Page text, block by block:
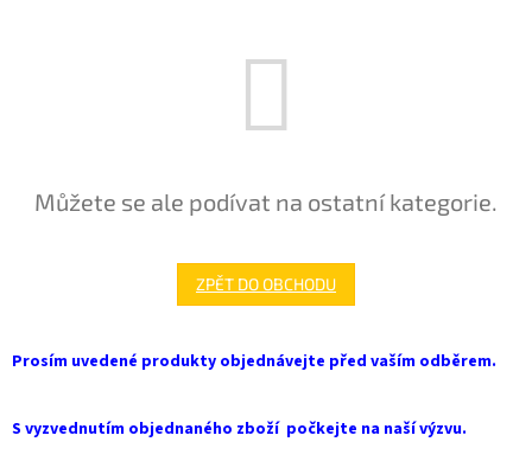
Můžete se ale podívat na ostatní kategorie.
ZPĚT DO OBCHODU
Prosím uvedené produkty objednávejte před vaším odběrem.
S vyzvednutím objednaného zboží počkejte na naší výzvu.